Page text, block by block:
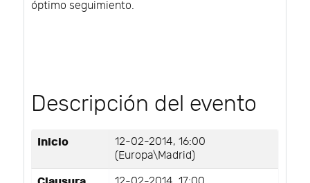
óptimo seguimiento.
Descripción del evento
Inicio
12-02-2014, 16:00
(Europa\Madrid)